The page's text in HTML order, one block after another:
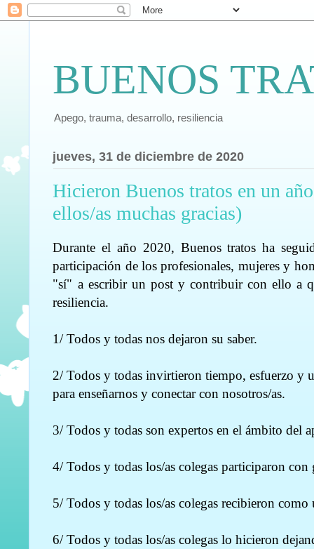
BUENOS
Apego, trauma, desarrollo, resiliencia
jueves, 31 de diciembre de 2020
Hicieron Buenos tratos en un
ellos/as muchas gracias)
Durante el año 2020, Buenos tratos ha
participación de los profesionales, mujeres y
"sí" a escribir un post y contribuir con ello a
resiliencia.
1/ Todos y todas nos dejaron su saber.
2/ Todos y todas invirtieron tiempo, esfuerzo y
para enseñarnos y conectar con nosotros/as.
3/ Todos y todas son expertos en el ámbito del
4/ Todos y todas los/as colegas participaron
5/ Todos y todas los/as colegas recibieron
6/ Todos y todas los/as colegas lo hicieron